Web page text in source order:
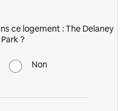
ce logement : The Delaney
?
Non